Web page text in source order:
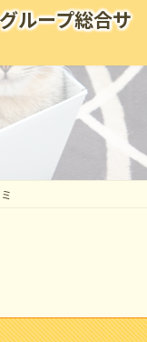
ループ総合サ